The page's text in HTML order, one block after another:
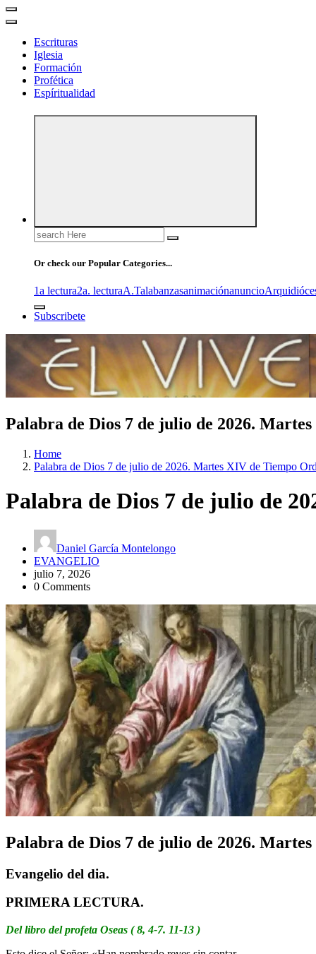
Escrituras
Iglesia
Formación
Profética
Espíritualidad
Search
for:
Or check our Popular Categories...
1a lectura2a. lecturaA.Talabanzasanimaciónanuncio
Subscribete
Palabra de Dios 7 de julio de 2026.
Home
Palabra de Dios 7 de julio de 2026. Martes XIV de Tiempo
Palabra de Dios 7 de julio de
Daniel García Montelongo
EVANGELIO
julio 7, 2026
0 Comments
Palabra de Dios 7 de julio de 2026.
Evangelio del dia.
PRIMERA LECTURA.
Del libro del profeta Oseas ( 8, 4-7. 11-13 )